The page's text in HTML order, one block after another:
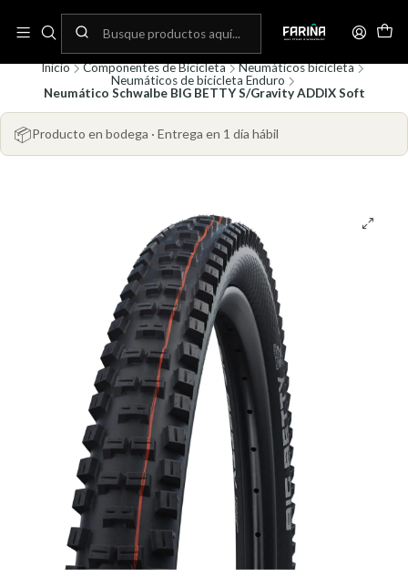
Envíos gratis por compras sobre 80.000! (No aplica para bicicletas)
Inicio Componentes de Bicicleta
Neumáticos bicicleta
Neumáticos de bicicleta Enduro
Neumático Schwalbe BIG BETTY S/Gravity ADDIX Soft
📦Producto en bodega · Entrega en 1 día hábil